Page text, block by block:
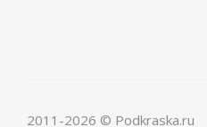
2011-2026 © Podkraska.ru